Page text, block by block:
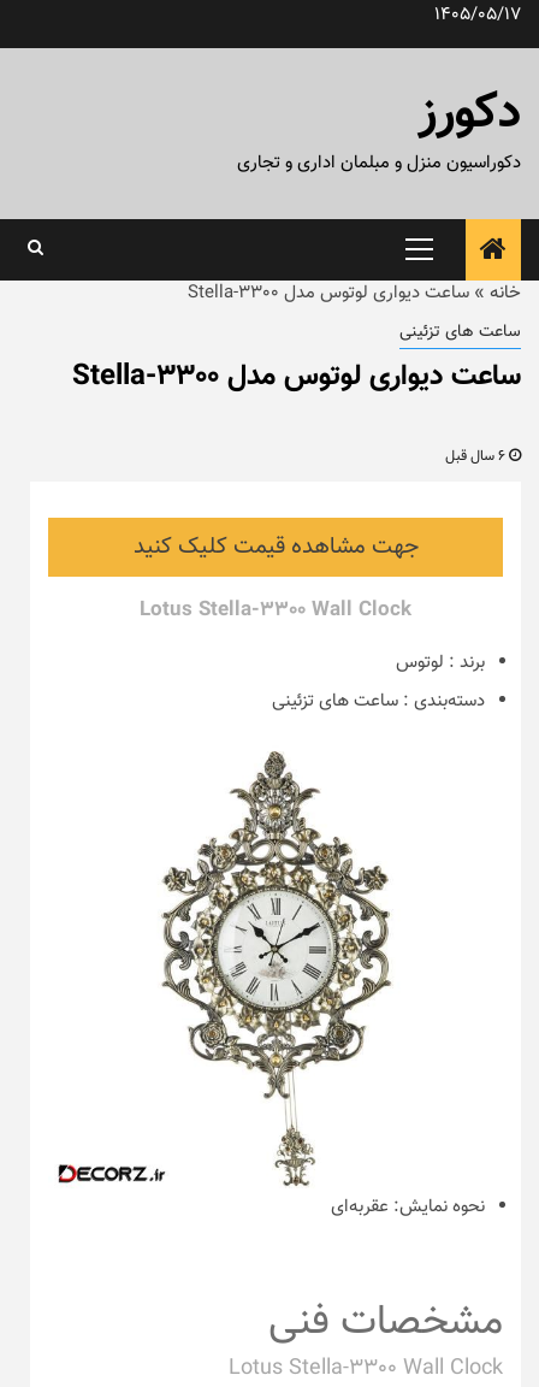
پرش1405/05/17
دکورز
دکوراسیون منزل و مبلمان اداری و تجاری
منوی
اصلی
خانه » ساعت دیواری لوتوس مدل Stella-3300
ساعت های تزئینی
ساعت دیواری لوتوس مدل Stella-3300
جهت مشاهده قیمت کلیک کنید
Lotus Stella-3300 Wall Clock
برند : لوتوس
دسته‌بندی : ساعت های تزئینی
نحوه نمایش: عقربه‌ای
مشخصات فنی
Lotus Stella-3300 Wall Clock